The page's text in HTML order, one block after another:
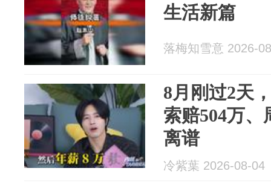
生活新篇
落梅知雪意 2026-
8月刚过2天
索赔504万
离谱
冷紫葉 2026-08-04